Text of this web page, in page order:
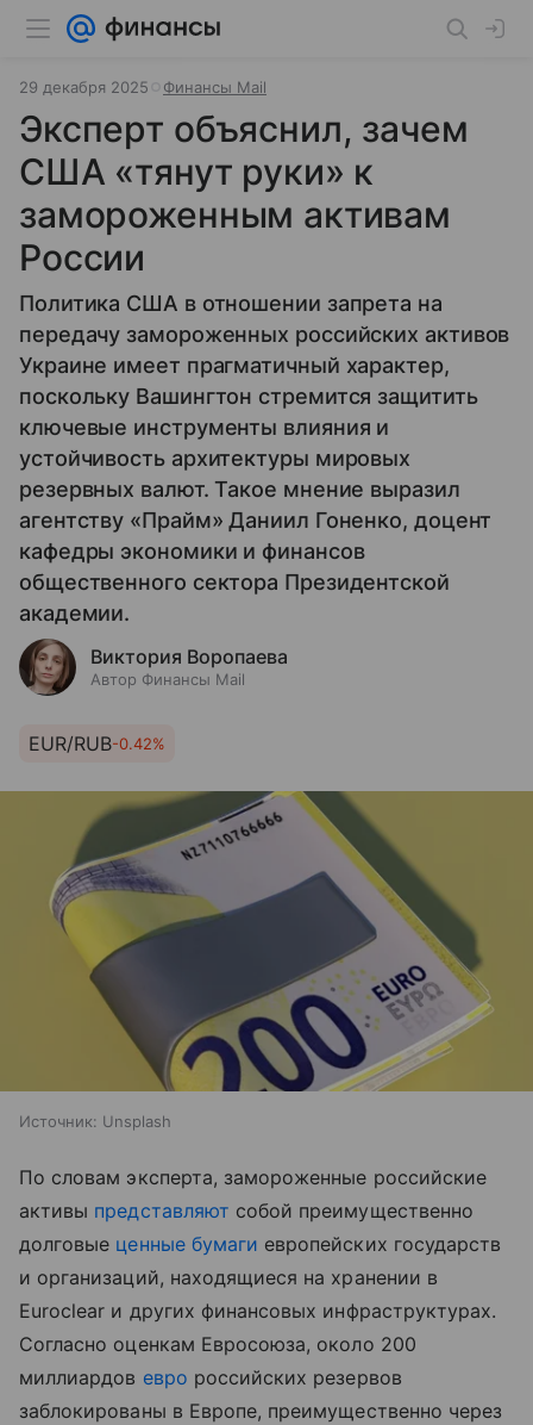
29 декабря 2025 Финансы Mail
Эксперт объяснил, зачем
США «тянут руки» к
замороженным активам
России
Политика США в отношении запрета на
передачу замороженных российских активов
Украине имеет прагматичный характер,
поскольку Вашингтон стремится защитить
ключевые инструменты влияния и
устойчивость архитектуры мировых
резервных валют. Такое мнение выразил
агентству «Прайм» Даниил Гоненко, доцент
кафедры экономики и финансов
общественного сектора Президентской
академии.
Виктория Воропаева
Автор Финансы Mail
EUR/RUB-0.42%
Источник: Unsplash
По словам эксперта, замороженные российские
активы представляют собой преимущественно
долговые ценные бумаги европейских государств
и организаций, находящиеся на хранении в
Euroclear и других финансовых инфраструктурах.
Согласно оценкам Евросоюза, около 200
миллиардов евро российских резервов
заблокированы в Европе, преимущественно через